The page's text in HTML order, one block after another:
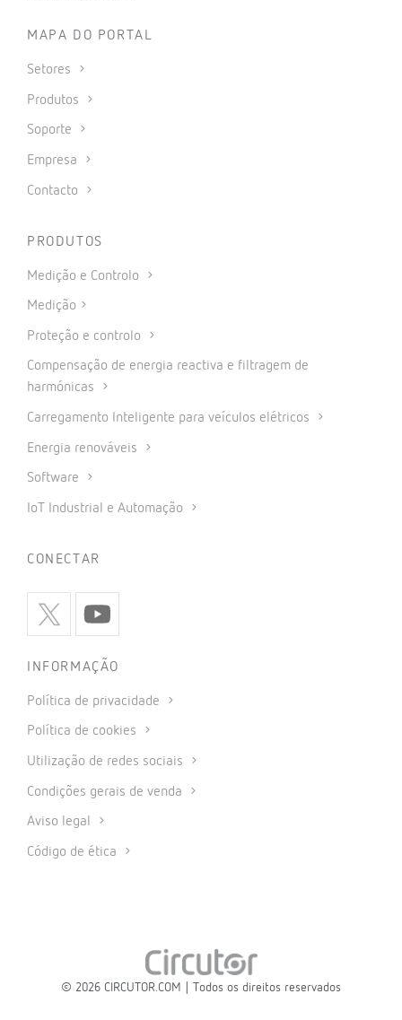
MAPA DO PORTAL
Setores
Produtos
Soporte
Empresa
Contacto
PRODUTOS
Medição e Controlo
Medição
Proteção e controlo
Compensação de energia reactiva e filtragem de
harmónicas
Carregamento Inteligente para veículos elétricos
Energia renováveis
Software
IoT Industrial e Automação
CONECTAR
INFORMAÇÃO
Política de privacidade
Política de cookies
Utilização de redes sociais
Condições gerais de venda
Aviso legal
Código de ética
© 2026 CIRCUTOR.COM | Todos os direitos reservados